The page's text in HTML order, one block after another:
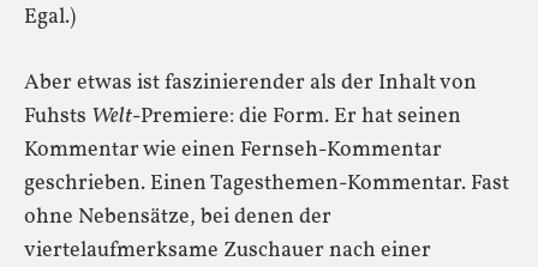
Egal.)
Aber etwas ist faszinierender als der Inhalt von
Fuhsts Welt-Premiere: die Form. Er hat seinen
Kommentar wie einen Fernseh-Kommentar
geschrieben. Einen Tagesthemen-Kommentar. Fast
ohne Nebensätze, bei denen der
viertelaufmerksame Zuschauer nach einer